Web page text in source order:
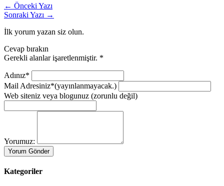
← Önceki Yazı
Sonraki Yazı →
İlk yorum yazan siz olun.
Cevap bırakın
Gerekli alanlar işaretlenmiştir. *
Adınız*
Mail Adresiniz*(yayınlanmayacak.)
Web siteniz veya blogunuz (zorunlu değil)
Yorumuz:
Kategoriler